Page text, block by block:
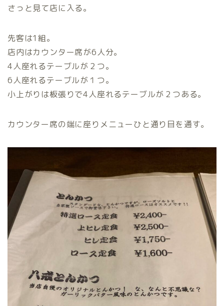
さっと見て店に入る。
先客は1組。
店内はカウンター席が6人分。
4人座れるテーブルが２つ。
6人座れるテーブルが１つ。
小上がりは板張りで4人座れるテーブルが２つある。
カウンター席の端に座りメニューひと通り目を通す。